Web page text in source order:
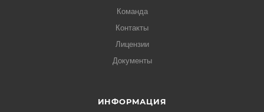
Команда
Контакты
Лицензии
Документы
ИНФОРМАЦИЯ